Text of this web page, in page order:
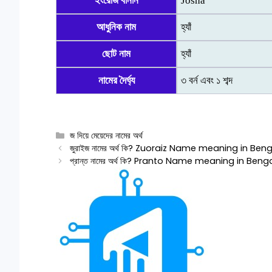
আধুনিক নাম হ্যাঁ
ছোট নাম হ্যাঁ
নামের দৈর্ঘ্য ৩ বর্ন এবং ১ শব্দ
Categories
জ দিয়ে মেয়েদের নামের অর্থ
জুরাইজ নামের অর্থ কি? Zuoraiz Name meaning in
প্রান্ত নামের অর্থ কি? Pranto Name meaning in